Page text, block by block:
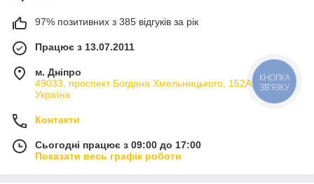
97% позитивних з 385 відгуків за рік
Працює з 13.07.2011
м. Дніпро
49033, проспект Богдана Хмельницького, 152А, Дніпро,
Україна
Контакти
Сьогодні працює з 09:00 до 17:00
Показати весь графік роботи
КНОПКА
ЗВ'ЯЗКУ